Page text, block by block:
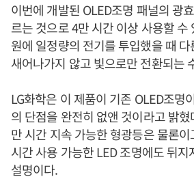
이번에 개발된 OLED조명 패널의 광
르는 것으로 4만 시간 이상 사용할 수
원에 일정량의 전기를 투입했을 때
새어나가지 않고 빛으로만 전환되는
LG화학은 이 제품이 기존 OLED조명
의 단점을 완전히 없앤 것이라고 밝
만 시간 지속 가능한 형광등은 물론
시간 사용 가능한 LED 조명에도 뒤
설명이다.